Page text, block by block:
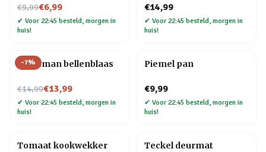
€9,99
Nu voor€6,99
✔ Voor 22:45 besteld, morgen in
huis!
€14,99
✔ Voor 22:45 besteld, morgen in
huis!
-7%
Kerstman bellenblaas
€14,99
Nu voor€13,99
✔ Voor 22:45 besteld, morgen in
huis!
Piemel pan
€9,99
✔ Voor 22:45 besteld, morgen in
huis!
Tomaat kookwekker Teckel deurmat